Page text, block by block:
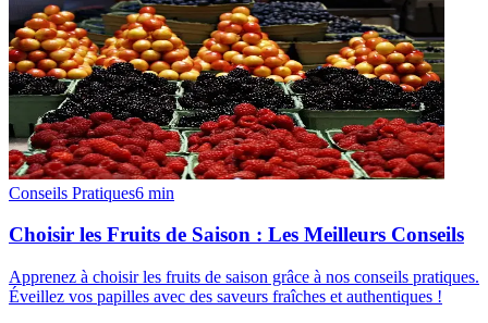
Conseils Pratiques6 min
Choisir les Fruits de Saison : Les Meilleurs Conseils
Apprenez à choisir les fruits de saison grâce à nos conseils pratiques.
Éveillez vos papilles avec des saveurs fraîches et authentiques !